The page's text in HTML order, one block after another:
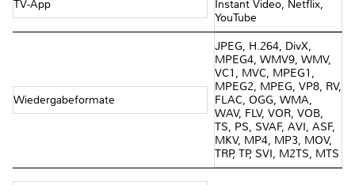
TV-App
Instant Video, Netflix,
YouTube
Wiedergabeformate
JPEG, H.264, DivX,
MPEG4, WMV9, WMV,
VC1, MVC, MPEG1,
MPEG2, MPEG, VP8, RV,
FLAC, OGG, WMA,
WAV, FLV, VOR, VOB,
TS, PS, SVAF, AVI, ASF,
MKV, MP4, MP3, MOV,
TRP, TP, SVI, M2TS, MTS